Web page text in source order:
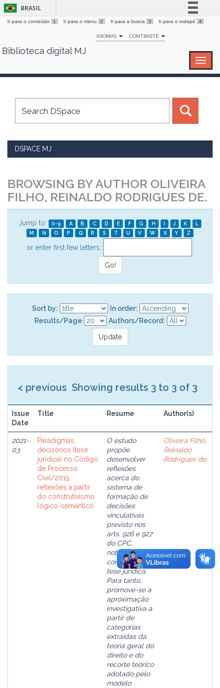
Skip
BRASIL
Simplifique!
Comunica BR
Canais
Ir para o conteúdo 1 Ir para o menu 2 Ir para a busca 3 Ir para o rodapé 4
IDIOMAS CONTRASTE
Biblioteca digital MJ
DSPACE MJ
BROWSING BY AUTHOR OLIVEIRA
FILHO, REINALDO RODRIGUES DE.
Jump to: 0-9 A B C D E F G H I J K
L
M
N O P Q R S T U V W X Y Z
or enter first few letters:
Sort by:
In order:
Results/Page
Authors/Record:
Showing results 3 to 3 of 3
< previous
Issue
Date
Title Resume Author(s)
2021-
03
Paradigmas
decisórios (tese
jurídica) no Código
de Processo
Civil/2015:
reflexões a partir
do construtivismo
lógico-semântico
O estudo
propõe
desenvolver
reflexões
acerca do
sistema de
formação de
decisões
vinculativas
previsto nos
arts. 926 e 927
do CPC,
notadamente a
construção da
tese jurídica.
Para tanto,
promove-se a
aproximação
investigativa a
partir de
categorias
extraídas da
teoria geral do
direito e do
recorte teórico
adotado pelo
modelo
Oliveira Filho,
Reinaldo
Rodrigues de.